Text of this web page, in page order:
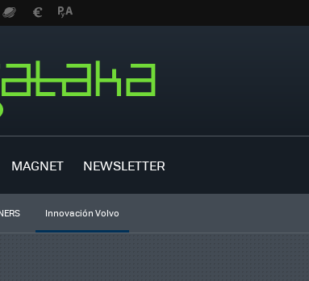
MAGNET NEWSLETTER
Innovación Volvo